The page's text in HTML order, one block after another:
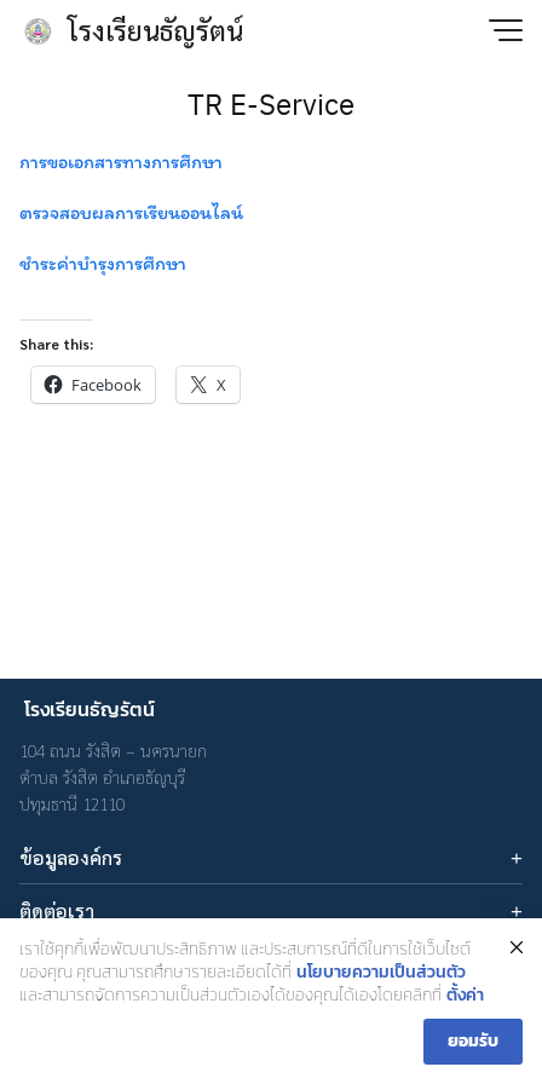
Skip
โรงเรียนธัญรัตน์
for:
TR E-Service
การขอเอกสารทางการศึกษา
ตรวจสอบผลการเรียนออนไลน์
ชำระค่าบำรุงการศึกษา
Share this:
Facebook X
โรงเรียนธัญรัตน์
104 ถนน รังสิต – นครนายก
ตำบล รังสิต อำเภอธัญบุรี
ปทุมธานี 12110
ข้อมูลองค์กร
บทความ
เกี่ยวกับเรา
นโยบายความเป็นส่วนตัว
ติดต่อเรา
อีเมล : admin@thanyarat.ac.th
โทรศัพท์: 02-577-1577
เครือข่ายสังคมออนไลน์
เราใช้คุกกี้เพื่อพัฒนาประสิทธิภาพ และประสบการณ์ที่ดีในการใช้เว็บไซต์
ของคุณ คุณสามารถศึกษารายละเอียดได้ที่ นโยบายความเป็นส่วนตัว
และสามารถจัดการความเป็นส่วนตัวเองได้ของคุณได้เองโดยคลิกที่ ตั้งค่า
ยอมรับ